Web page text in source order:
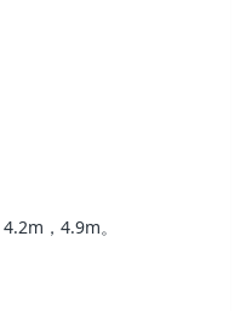
，4.9m。